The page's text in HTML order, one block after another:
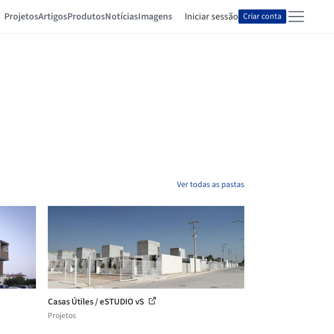
ProjetosArtigosProdutosNotíciasImagens Iniciar sessão Criar conta
Ver todas as pastas
Casas Útiles / eSTUDIO vS
Projetos